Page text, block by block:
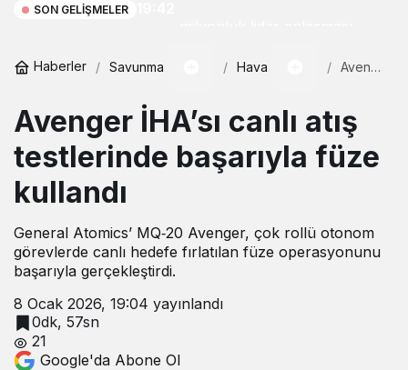
SON GELIŞMELER
Haberler Savunma Hava
Avenger
atış
testlerinde
başarıyla
füze
Avenger İHA’sı canlı atış
testlerinde başarıyla füze
kullandı
General Atomics’ MQ‑20 Avenger, çok rollü otonom
görevlerde canlı hedefe fırlatılan füze operasyonunu
başarıyla gerçekleştirdi.
8 Ocak 2026, 19:04 yayınlandı
0dk, 57sn
21
Google'da Abone Ol